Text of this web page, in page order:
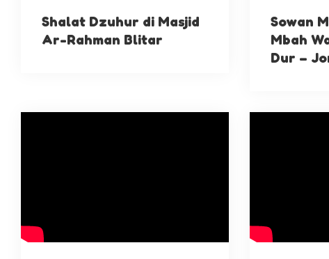
Shalat Dzuhur di Masjid
Ar-Rahman Blitar
Sowan
Mbah
Dur –